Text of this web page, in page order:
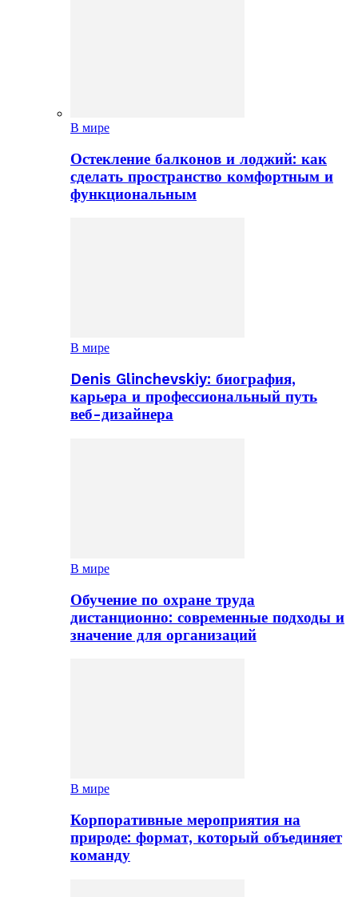
В мире
Остекление балконов и лоджий: как
сделать пространство комфортным и
функциональным
В мире
Denis Glinchevskiy: биография,
карьера и профессиональный путь
веб-дизайнера
В мире
Обучение по охране труда
дистанционно: современные подходы и
значение для организаций
В мире
Корпоративные мероприятия на
природе: формат, который объединяет
команду